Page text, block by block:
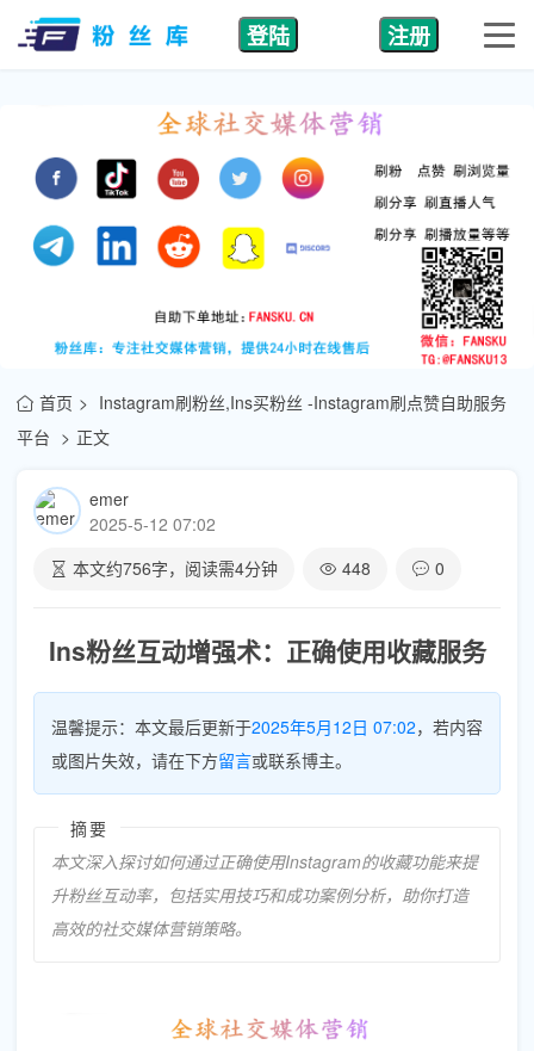
登陆 注册
首页
Instagram刷粉丝,Ins买粉丝 -Instagram刷点赞自助服务
平台
正文
emer
2025-5-12 07:02
本文约756字，阅读需4分钟 448 0
Ins粉丝互动增强术：正确使用收藏服务
温馨提示：本文最后更新于2025年5月12日 07:02，若内容
或图片失效，请在下方留言或联系博主。
摘要
本文深入探讨如何通过正确使用Instagram的收藏功能来提
升粉丝互动率，包括实用技巧和成功案例分析，助你打造
高效的社交媒体营销策略。